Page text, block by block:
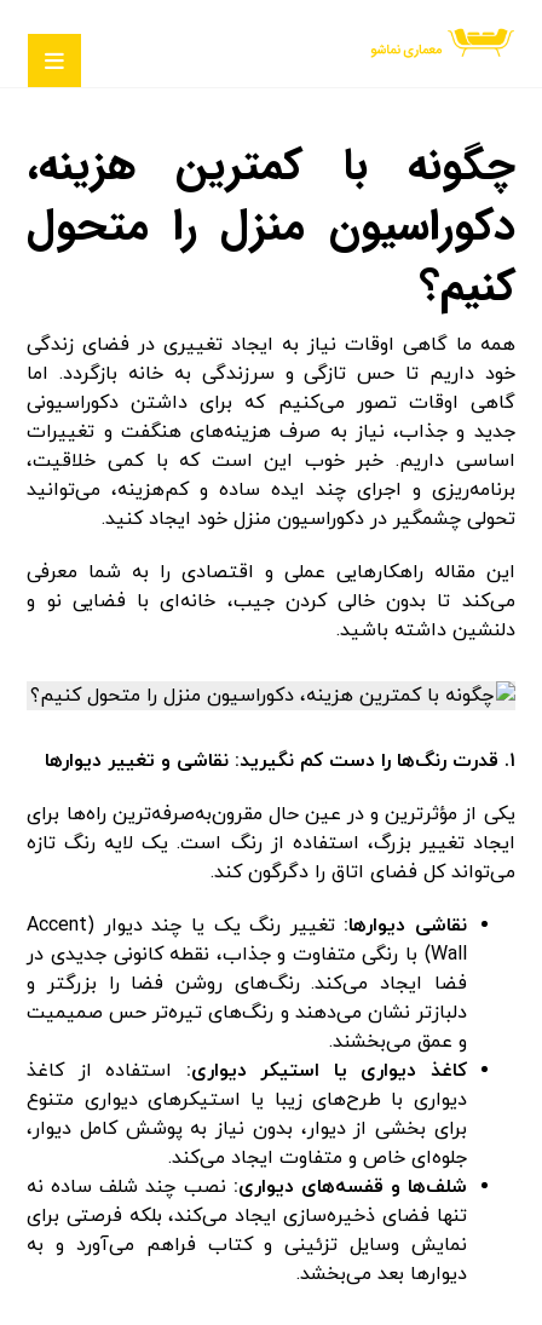
چگونه با کمترین هزینه،
دکوراسیون منزل را متحول
کنیم؟
همه ما گاهی اوقات نیاز به ایجاد تغییری در فضای زندگی
خود داریم تا حس تازگی و سرزندگی به خانه بازگردد. اما
گاهی اوقات تصور می‌کنیم که برای داشتن دکوراسیونی
جدید و جذاب، نیاز به صرف هزینه‌های هنگفت و تغییرات
اساسی داریم. خبر خوب این است که با کمی خلاقیت،
برنامه‌ریزی و اجرای چند ایده ساده و کم‌هزینه، می‌توانید
تحولی چشمگیر در دکوراسیون منزل خود ایجاد کنید.
این مقاله راهکارهایی عملی و اقتصادی را به شما معرفی
می‌کند تا بدون خالی کردن جیب، خانه‌ای با فضایی نو و
دلنشین داشته باشید.
۱. قدرت رنگ‌ها را دست کم نگیرید: نقاشی و تغییر دیوارها
یکی از مؤثرترین و در عین حال مقرون‌به‌صرفه‌ترین راه‌ها برای
ایجاد تغییر بزرگ، استفاده از رنگ است. یک لایه رنگ تازه
می‌تواند کل فضای اتاق را دگرگون کند.
نقاشی دیوارها:
تغییر رنگ یک یا چند دیوار (Accent
Wall) با رنگی متفاوت و جذاب، نقطه کانونی جدیدی در
فضا ایجاد می‌کند. رنگ‌های روشن فضا را بزرگتر و
دلبازتر نشان می‌دهند و رنگ‌های تیره‌تر حس صمیمیت
و عمق می‌بخشند.
کاغذ دیواری یا استیکر دیواری: استفاده از کاغذ
دیواری با طرح‌های زیبا یا استیکرهای دیواری متنوع
برای بخشی از دیوار، بدون نیاز به پوشش کامل دیوار،
جلوه‌ای خاص و متفاوت ایجاد می‌کند.
شلف‌ها و قفسه‌های دیواری: نصب چند شلف ساده نه
تنها فضای ذخیره‌سازی ایجاد می‌کند، بلکه فرصتی برای
نمایش وسایل تزئینی و کتاب فراهم می‌آورد و به
دیوارها بعد می‌بخشد.